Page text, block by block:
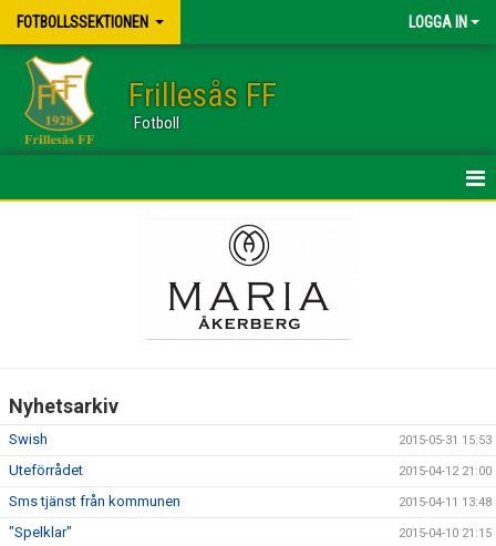
FOTBOLLSSEKTIONEN LOGGA IN
Frillesås FF
Fotboll
BILDGALLERI
DOKUMENT
VECKOSCHEMA GRÄS
Nyhetsarkiv
Swish 2015-05-31 15:53
Uteförrådet 2015-04-12 21:00
Sms tjänst från kommunen 2015-04-11 13:48
"Spelklar" 2015-04-10 21:15